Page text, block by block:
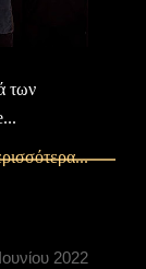
των
2022